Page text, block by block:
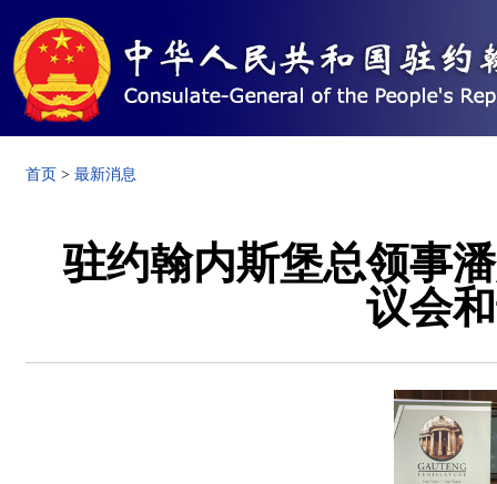
首页 > 最新消息
驻约翰内斯堡总领事
议会